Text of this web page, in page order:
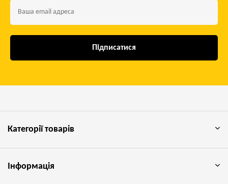
Підписатися
Категорії товарів
Інформація